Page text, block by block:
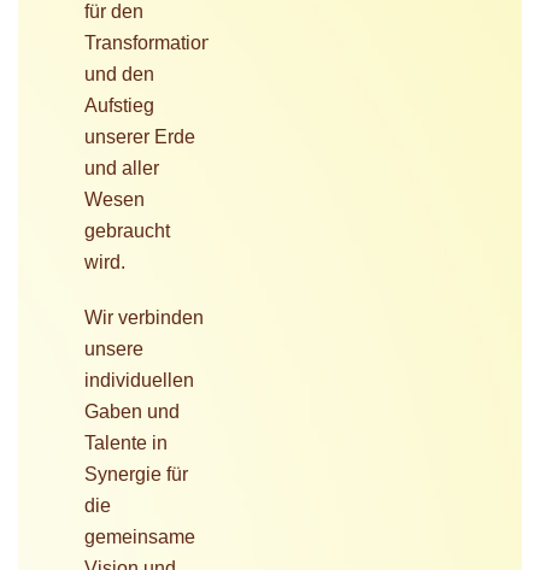
für den
Transformationsprozess
und den
Aufstieg
unserer Erde
und aller
Wesen
gebraucht
wird.
Wir verbinden
unsere
individuellen
Gaben und
Talente in
Synergie für
die
gemeinsame